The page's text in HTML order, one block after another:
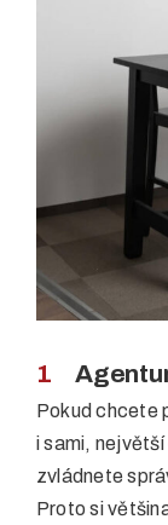
1
Pokud chcete
i sami,
zvládnete
Proto si